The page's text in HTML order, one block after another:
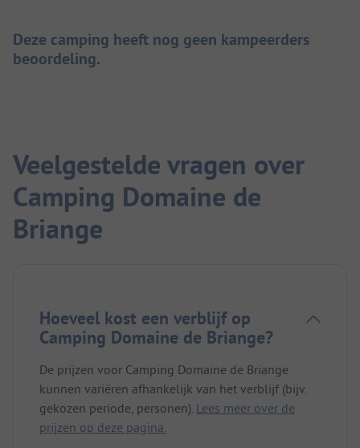
Deze camping heeft nog geen kampeerders
beoordeling.
Veelgestelde vragen over
Camping Domaine de
Briange
Hoeveel kost een verblijf op
Camping Domaine de Briange?
De prijzen voor Camping Domaine de Briange
kunnen variëren afhankelijk van het verblijf (bijv.
gekozen periode, personen). Lees meer over de
prijzen op deze pagina.